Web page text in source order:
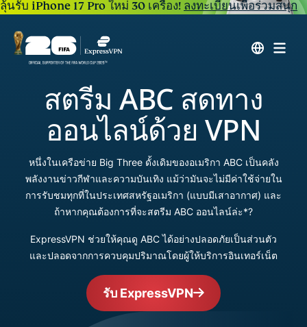
ลุ้นรับ iPhone 17 Pro ใหม่ 30 เครื่อง! ลงทะเบียนเพื่อร่วมสนุก
สตรีม ABC สดทาง
ออนไลน์ด้วย VPN
หนึ่งในเครือข่าย Big Three ดั้งเดิมของอเมริกา ABC เป็นคลัง
พลังงานข่าวกีฬาและความบันเทิง แม้ว่ามันจะไม่มีค่าใช้จ่ายใน
การรับชมทุกที่ในประเทศสหรัฐอเมริกา (แบบมีเสาอากาศ) และ
ถ้าหากคุณต้องการที่จะสตรีม ABC ออนไลน์ล่ะ*?
ExpressVPN ช่วยให้คุณดู ABC ได้อย่างปลอดภัยเป็นส่วนตัว
และปลอดจากการควบคุมปริมาณโดยผู้ให้บริการอินเทอร์เน็ต
รับ ExpressVPN